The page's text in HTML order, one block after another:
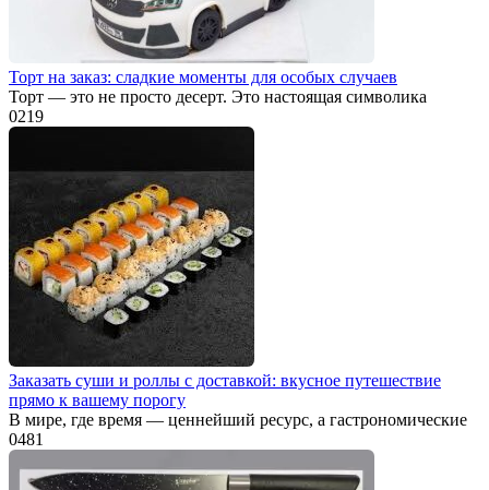
Торт на заказ: сладкие моменты для особых случаев
Торт — это не просто десерт. Это настоящая символика
0219
Заказать суши и роллы с доставкой: вкусное путешествие
прямо к вашему порогу
В мире, где время — ценнейший ресурс, а гастрономические
0481